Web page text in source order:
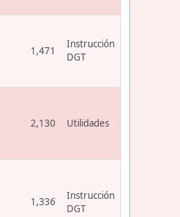
1,471
Instrucción
DGT
2,130 Utilidades
1,336
Instrucción
DGT